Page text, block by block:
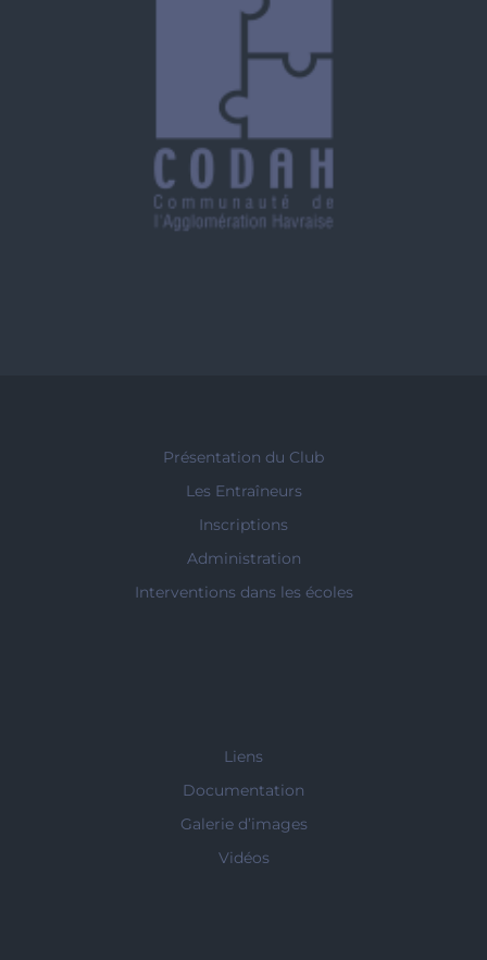
Présentation du Club
Les Entraîneurs
Inscriptions
Administration
Interventions dans les écoles
Liens
Documentation
Galerie d’images
Vidéos